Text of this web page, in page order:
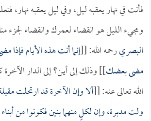
فأنت في نهار يعقبه ليل، وفي ليل يعقبه نهار،
ومجيء الليل هو انقضاء لعمرك وانقضاء لجزء
البصريرحمه الله: [[إنما أنت هذه الأيام
مضى بعضك]] وذلك إلى أين؟ إلى الدار
الله تعالى عنه: [[ألا وإن الآخرة قد ارتحلت
ولت مدبرة، وإن لكلٍ منهما بنين فكونوا من